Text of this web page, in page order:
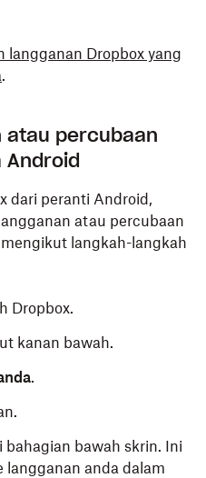
langganan Dropbox yang
.
atau percubaan
Android
dari peranti Android,
atau percubaan
langkah-langkah
Dropbox.
kanan bawah.
.
bahagian bawah skrin. Ini
langganan anda dalam